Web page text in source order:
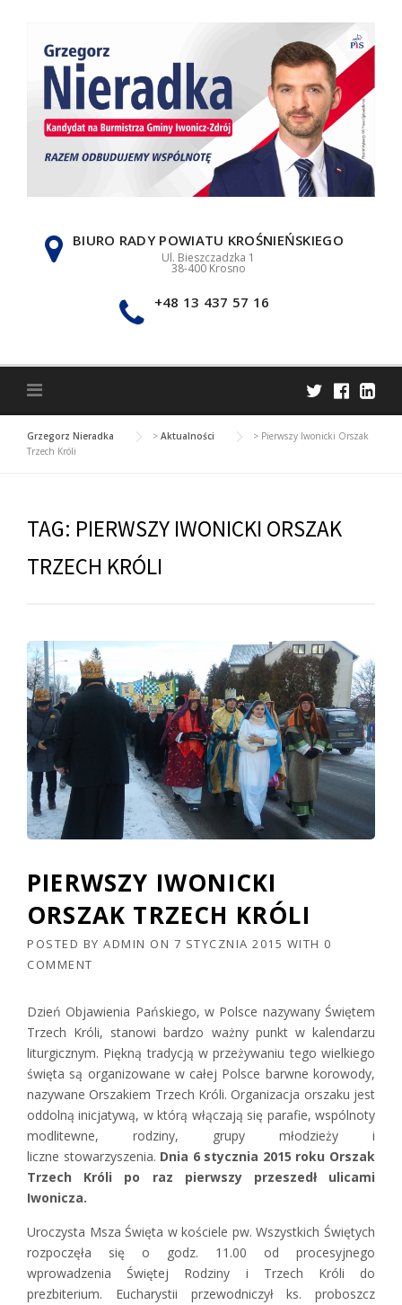
BIURO RADY POWIATU KROŚNIEŃSKIEGO
Ul. Bieszczadzka 1
38-400 Krosno
+48 13 437 57 16
Grzegorz Nieradka > Aktualności > Pierwszy Iwonicki Orszak
Trzech Króli
TAG: PIERWSZY IWONICKI ORSZAK
TRZECH KRÓLI
PIERWSZY IWONICKI
ORSZAK TRZECH KRÓLI
POSTED BY ADMIN ON 7 STYCZNIA 2015 WITH 0
COMMENT
Dzień Objawienia Pańskiego, w Polsce nazywany Świętem
Trzech Króli, stanowi bardzo ważny punkt w kalendarzu
liturgicznym. Piękną tradycją w przeżywaniu tego wielkiego
święta są organizowane w całej Polsce barwne korowody,
nazywane Orszakiem Trzech Króli. Organizacja orszaku jest
oddolną inicjatywą, w którą włączają się parafie, wspólnoty
modlitewne, rodziny, grupy młodzieży i
liczne stowarzyszenia. Dnia 6 stycznia 2015 roku Orszak
Trzech Króli po raz pierwszy przeszedł ulicami
Iwonicza.
Uroczysta Msza Święta w kościele pw. Wszystkich Świętych
rozpoczęła się o godz. 11.00 od procesyjnego
wprowadzenia Świętej Rodziny i Trzech Króli do
prezbiterium. Eucharystii przewodniczył ks. proboszcz